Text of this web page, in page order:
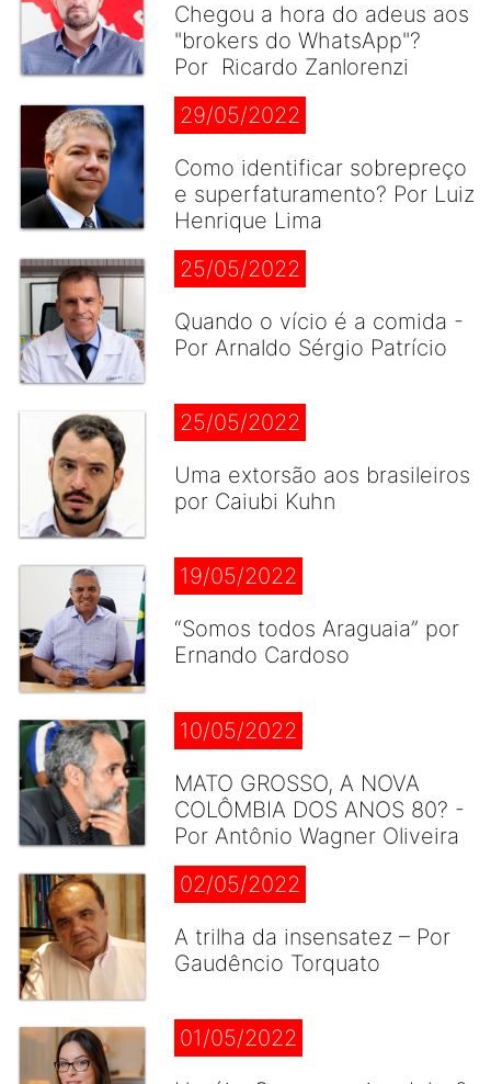
Chegou a hora do adeus aos
"brokers do WhatsApp"?
Por Ricardo Zanlorenzi
29/05/2022
Como identificar sobrepreço
e superfaturamento? Por Luiz
Henrique Lima
25/05/2022
Quando o vício é a comida -
Por Arnaldo Sérgio Patrício
25/05/2022
Uma extorsão aos brasileiros
por Caiubi Kuhn
19/05/2022
“Somos todos Araguaia” por
Ernando Cardoso
10/05/2022
MATO GROSSO, A NOVA
COLÔMBIA DOS ANOS 80? -
Por Antônio Wagner Oliveira
02/05/2022
A trilha da insensatez – Por
Gaudêncio Torquato
01/05/2022